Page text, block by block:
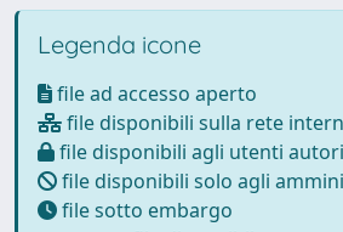
Legenda icone
file ad accesso aperto
file disponibili sulla rete
file disponibili agli utenti
file disponibili solo agli
file sotto embargo